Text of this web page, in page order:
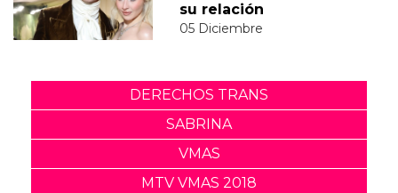
su relación
05 Diciembre
DERECHOS TRANS
SABRINA
VMAS
MTV VMAS 2018